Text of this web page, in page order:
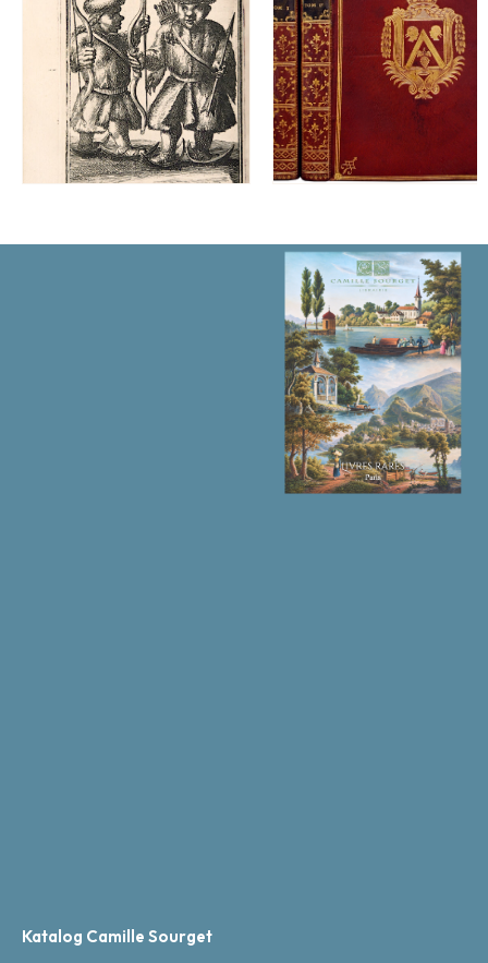
Katalog Camille Sourget